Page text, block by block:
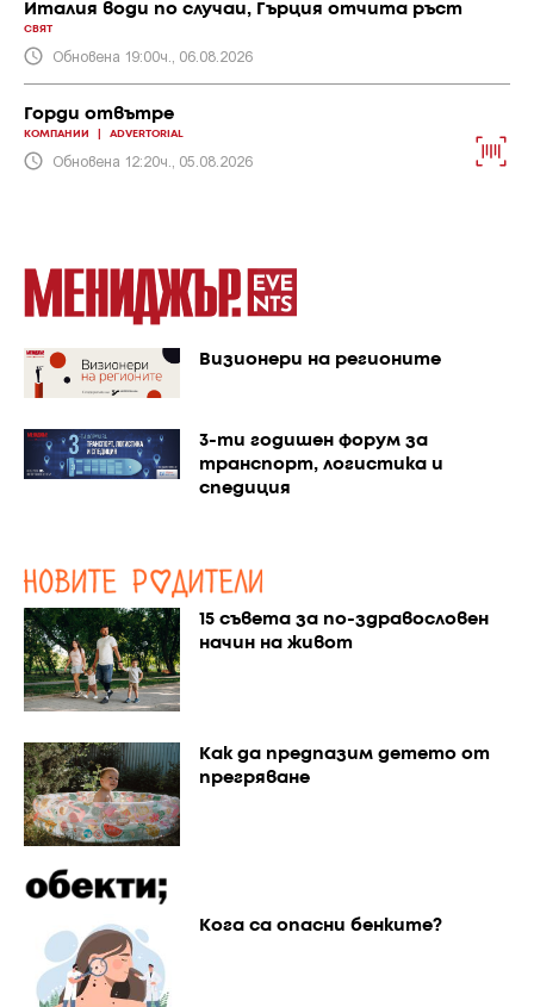
Италия води по случаи, Гърция отчита ръст
СВЯТ
Обновена 19:00ч., 06.08.2026
Горди отвътре
КОМПАНИИ ADVERTORIAL
Обновена 12:20ч., 05.08.2026
Визионери на регионите
3-ти годишен форум за
транспорт, логистика и
спедиция
15 съвета за по-здравословен
начин на живот
Как да предпазим детето от
прегряване
Кога са опасни бенките?